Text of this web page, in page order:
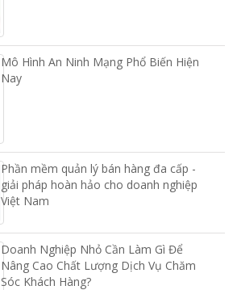
Mô Hình An Ninh Mạng Phổ Biến Hiện
Nay
Phần mềm quản lý bán hàng đa cấp -
giải pháp hoàn hảo cho doanh nghiệp
Việt Nam
Doanh Nghiệp Nhỏ Cần Làm Gì Để
Nâng Cao Chất Lượng Dịch Vụ Chăm
Sóc Khách Hàng?